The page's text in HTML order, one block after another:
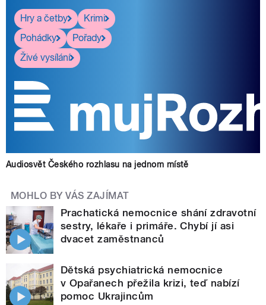
Hry a četby
Krimi
Pohádky
Pořady
Živé vysílání
Audiosvět Českého rozhlasu na jednom místě
MOHLO BY VÁS ZAJÍMAT
Prachatická nemocnice shání zdravotní
sestry, lékaře i primáře. Chybí jí asi
dvacet zaměstnanců
Dětská psychiatrická nemocnice
v Opařanech přežila krizi, teď nabízí
pomoc Ukrajincům